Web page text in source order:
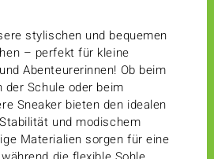
stylischen und bequemen
– perfekt für kleine
Abenteurerinnen! Ob beim
der Schule oder beim
Sneaker bieten den idealen
und modischem
Materialien sorgen für eine